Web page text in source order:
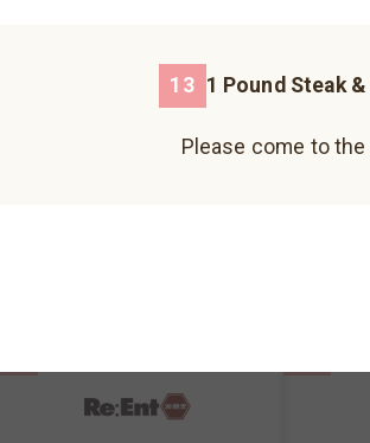
Please come to the
Please come to the
13 1 Pound Steak &
Please come to the